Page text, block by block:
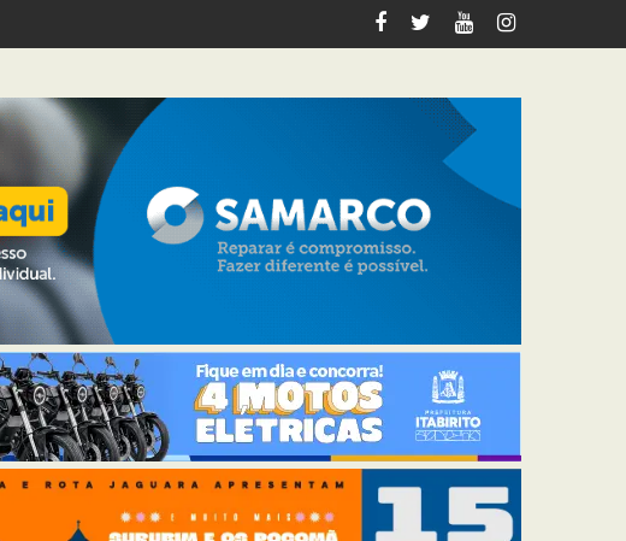
Jazz Orquestra e grandes nomes da música brasileira em Acuruí;